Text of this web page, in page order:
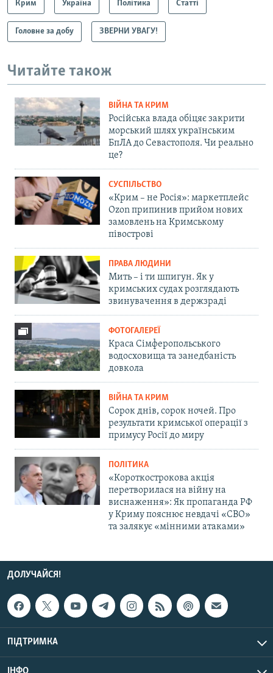
Крим Україна Політика Статті
Головне за добу ЗВЕРНИ УВАГУ!
Читайте також
ВІЙНА ТА КРИМ
Російська влада обіцяє закрити
морський шлях українським
БпЛА до Севастополя. Чи реально
це?
СУСПІЛЬСТВО
«Крим – не Росія»: маркетплейс
Ozon припинив прийом нових
замовлень на Кримському
півострові
ПРАВА ЛЮДИНИ
Мить – і ти шпигун. Як у
кримських судах розглядають
звинувачення в держзраді
ФОТОГАЛЕРЕЇ
Краса Сімферопольського
водосховища та занедбаність
довкола
ВІЙНА ТА КРИМ
Сорок днів, сорок ночей. Про
результати кримської операції з
примусу Росії до миру
ПОЛІТИКА
«Короткострокова акція
перетворилася на війну на
виснаження»: Як пропаганда РФ
у Криму пояснює невдачі «СВО»
та залякує «мінними атаками»
ДОЛУЧАЙСЯ!
ПІДТРИМКА
ІНФО